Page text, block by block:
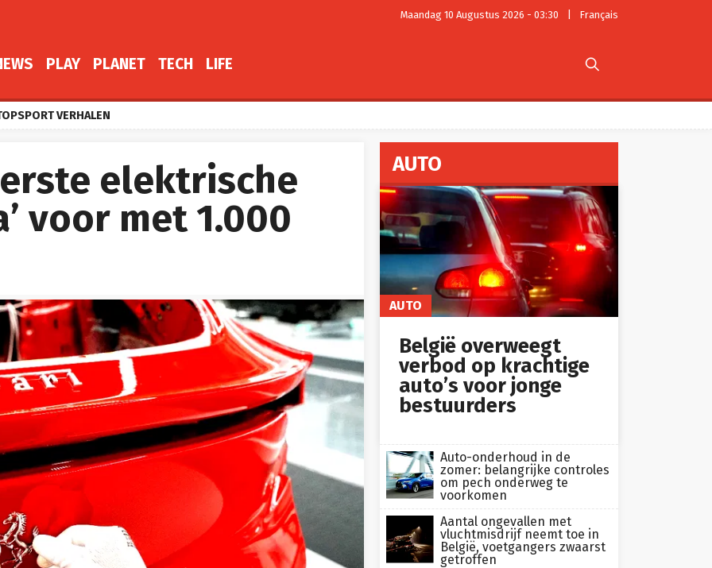
Maandag 10 Augustus 2026 - 03:30 Français
PLAY PLANET TECH LIFE 
VERHALEN
elektrische
voor met 1.000
AUTO
AUTO
België overweegt
verbod op krachtige
auto’s voor jonge
bestuurders
Auto-onderhoud in de
zomer: belangrijke controles
om pech onderweg te
voorkomen
Aantal ongevallen met
vluchtmisdrijf neemt toe in
België, voetgangers zwaarst
getroffen